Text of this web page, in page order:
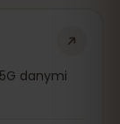
danymi